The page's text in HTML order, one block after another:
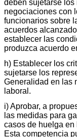
deben sujetarse
negociaciones con
funcionarios sobre
acuerdos
establecer las
produzca acuerdo
h) Establecer los
sujetarse los
Generalidad en las
laboral.
i) Aprobar, a
las medidas para
casos de huelga
Esta competencia